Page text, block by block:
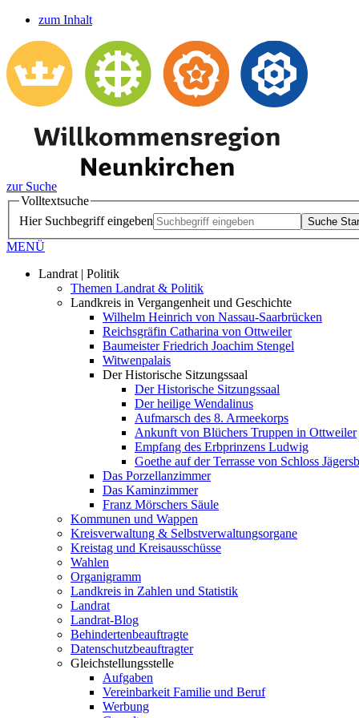
zum Inhalt
zur Suche
Volltextsuche
Hier Suchbegriff eingeben
Suche
MENÜ
Landrat | Politik
Themen Landrat & Politik
Landkreis in Vergangenheit und Geschichte
Wilhelm Heinrich von Nassau-Saarbrücken
Reichsgräfin Catharina von Ottweiler
Baumeister Friedrich Joachim Stengel
Witwenpalais
Der Historische Sitzungssaal
Der Historische Sitzungssaal
Der heilige Wendalinus
Aufmarsch des 8. Armeekorps
Ankunft von Blüchers Truppen in Ottweiler
Empfang des Erbprinzens Ludwig
Goethe auf der Terrasse von Schloss
Das Porzellanzimmer
Das Kaminzimmer
Franz Mörschers Säule
Kommunen und Wappen
Kreisverwaltung & Selbstverwaltungsorgane
Kreistag und Kreisausschüsse
Wahlen
Organigramm
Landkreis in Zahlen und Statistik
Landrat
Landrat-Blog
Behindertenbeauftragte
Datenschutzbeauftragter
Gleichstellungsstelle
Aufgaben
Vereinbarkeit Familie und Beruf
Werbung